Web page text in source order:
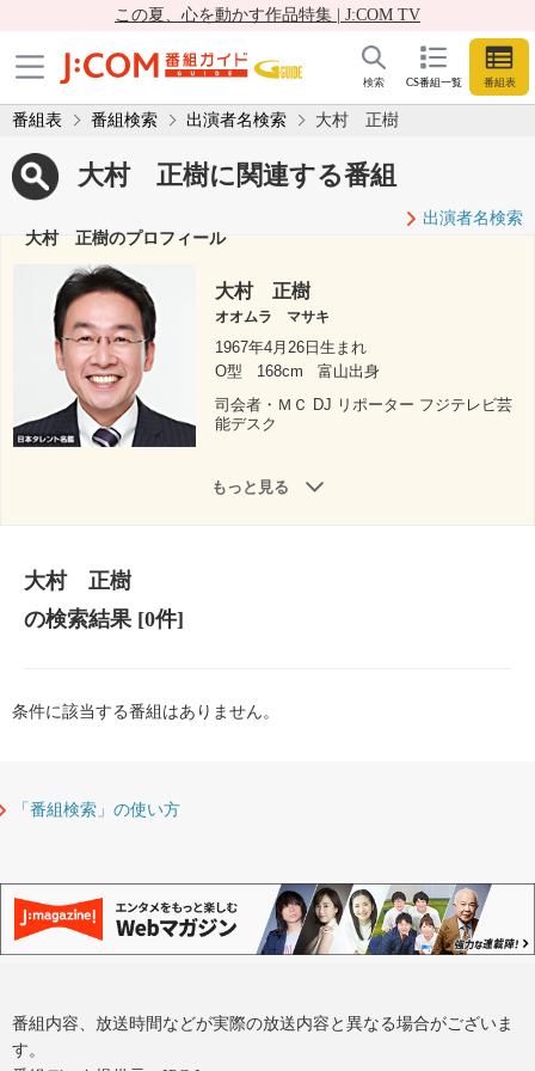
この夏、心を動かす作品特集 | J:COM TV
CS番組一覧 番組表
検索
番組表 番組検索 出演者名検索 大村 正樹
大村 正樹に関連する番組
出演者名検索
大村 正樹のプロフィール
大村 正樹
オオムラ マサキ
1967年4月26日生まれ
O型
168cm
富山出身
司会者・ＭＣ DJ リポーター フジテレビ芸
能デスク
もっと見る
大村 正樹
の検索結果[0件]
条件に該当する番組はありません。
「番組検索」の使い方
番組内容、放送時間などが実際の放送内容と異なる場合がございま
す。